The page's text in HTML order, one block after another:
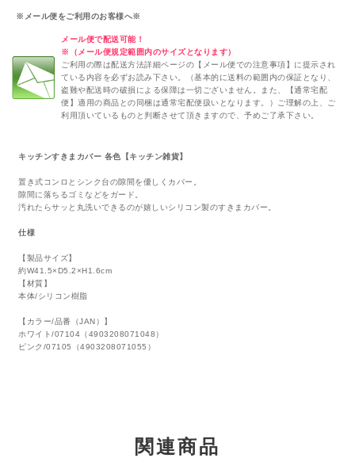
※メール便をご利用のお客様へ※
メール便で配送可能！
※（メール便規定範囲内のサイズとなります）
ご利用の際は配送方法詳細ページの【メール便での注意事項】に提示され
ている内容を必ずお読み下さい。（基本的に送料の範囲内の保証となり、
盗難や配送時の破損による保障は一切ございません。また、【通常宅配
便】適用の商品との同梱は通常宅配便扱いとなります。）ご理解の上、ご
利用頂いているものと判断させて頂きますので、予めご了承下さい。
キッチンすきまカバー 各色【キッチン雑貨】
置き式コンロとシンク台の隙間を優しくカバー。
隙間に落ちるゴミなどをガード。
汚れたらサッと丸洗いできるのが嬉しいシリコン製のすきまカバー。
仕様
【製品サイズ】
約W41.5×D5.2×H1.6cm
【材質】
本体/シリコン樹脂
【カラー/品番（JAN）】
ホワイト/07104（4903208071048）
ピンク/07105（4903208071055）
関連商品